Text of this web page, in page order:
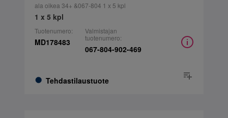
ala oikea 34+ &067-804 1 x 5 kpl
1 x 5 kpl
Tuotenumero:
MD178483
Tehdastilaustuote
Valmistajan
tuotenumero:
067-804-902-469